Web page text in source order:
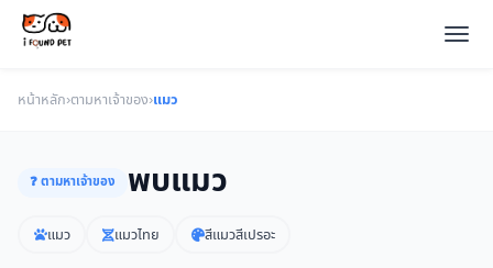
หน้าหลัก›ตามหาเจ้าของ›แมว
❓ ตามหาเจ้าของ พบแมว
แมว แมวไทย สีแมวสีเปรอะ